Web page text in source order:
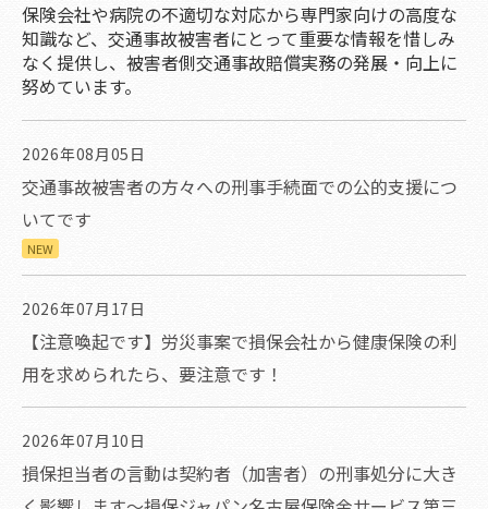
保険会社や病院の不適切な対応から専門家向けの高度な
知識など、交通事故被害者にとって重要な情報を惜しみ
なく提供し、被害者側交通事故賠償実務の発展・向上に
努めています。
2026年08月05日
交通事故被害者の方々への刑事手続面での公的支援につ
いてです
NEW
2026年07月17日
【注意喚起です】労災事案で損保会社から健康保険の利
用を求められたら、要注意です！
2026年07月10日
損保担当者の言動は契約者（加害者）の刑事処分に大き